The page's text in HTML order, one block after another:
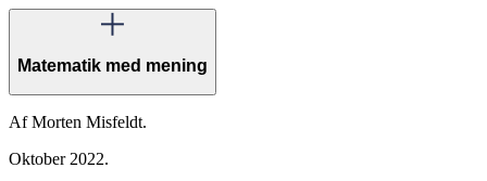
Matematik med mening
Af Morten Misfeldt.
Oktober 2022.